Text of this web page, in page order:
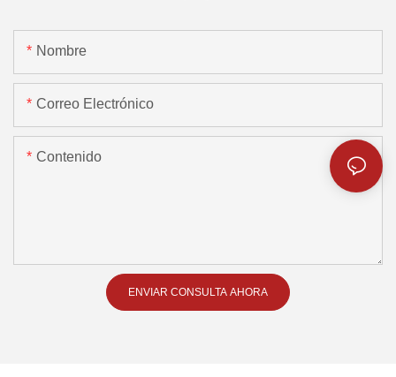
Nombre
Correo Electrónico
Contenido
ENVIAR CONSULTA AHORA